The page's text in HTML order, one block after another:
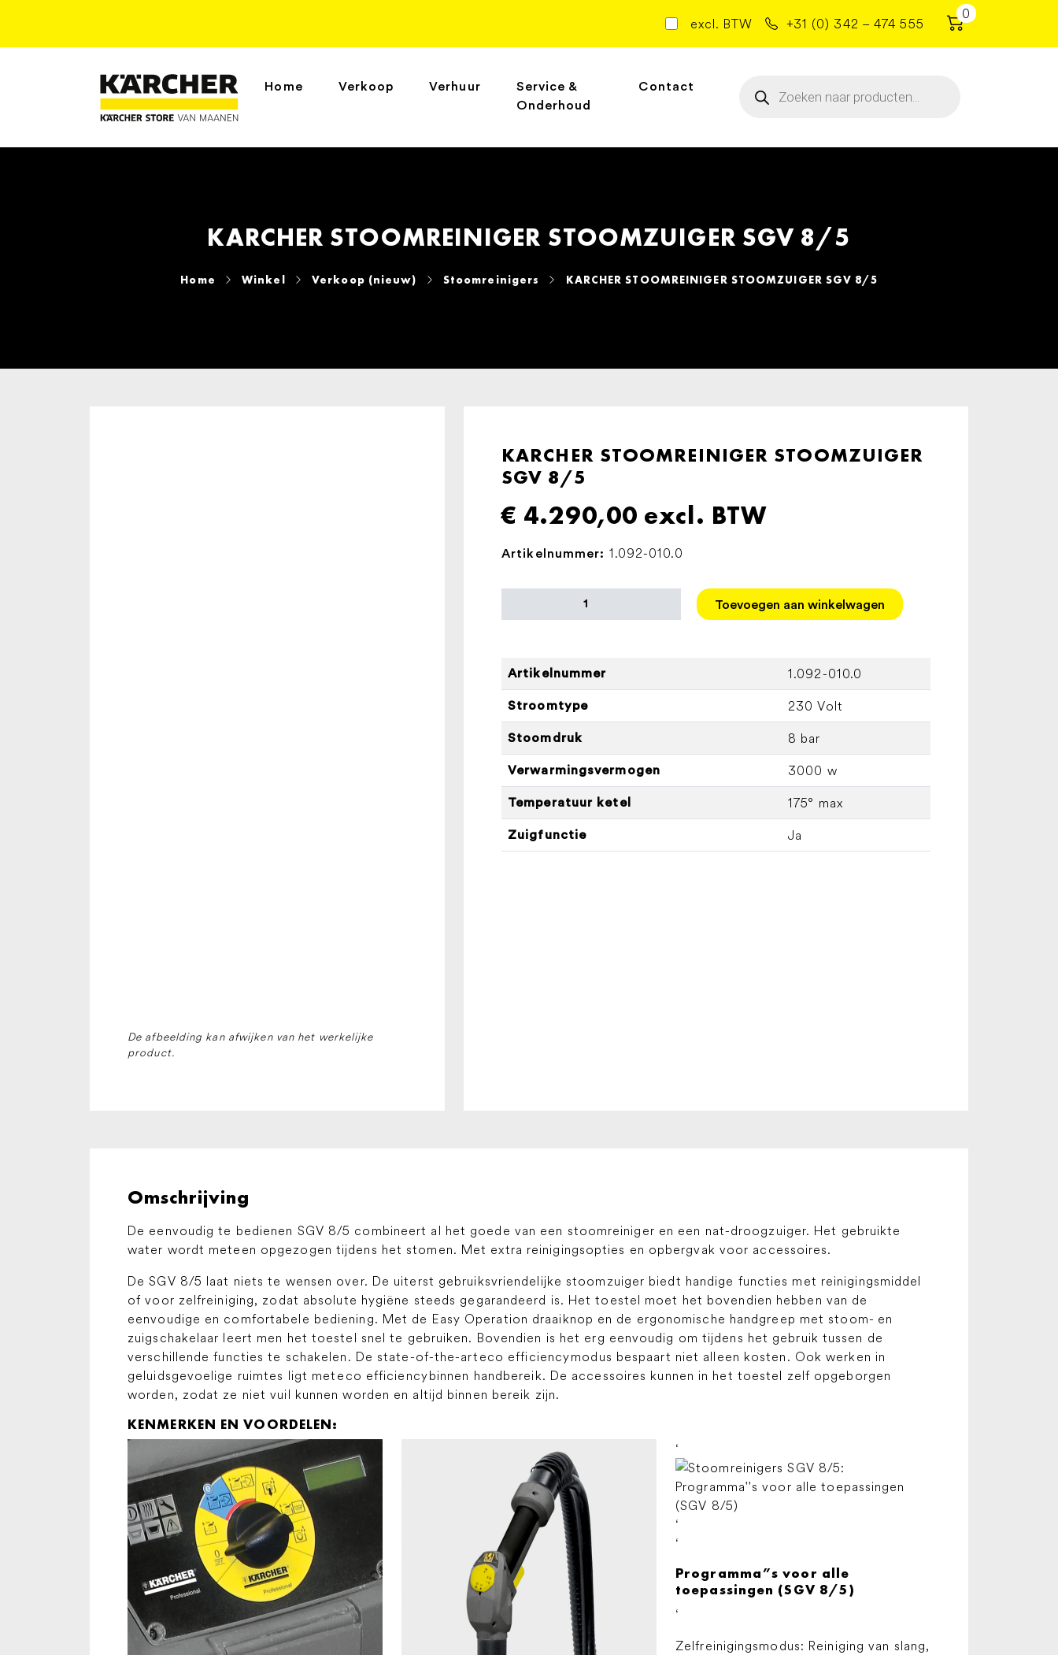
excl. BTW +31 (0) 342 – 474 555
0
Home Verkoop Verhuur
Service &
Onderhoud
Contact
zoeken
KARCHER STOOMREINIGER STOOMZUIGER SGV 8/5
Home Winkel Verkoop (nieuw) Stoomreinigers KARCHER STOOMREINIGER STOOMZUIGER SGV 8/5
De afbeelding kan afwijken van het werkelijke
product.
KARCHER STOOMREINIGER STOOMZUIGER
SGV 8/5
€ 4.290,00 excl. BTW
Artikelnummer: 1.092-010.0
8/5
aantal
Toevoegen aan winkelwagen
Artikelnummer 1.092-010.0
Stroomtype 230 Volt
Stoomdruk 8 bar
Verwarmingsvermogen 3000 w
Temperatuur ketel 175° max
Zuigfunctie Ja
Omschrijving
De eenvoudig te bedienen SGV 8/5 combineert al het goede van een stoomreiniger en een nat-droogzuiger. Het gebruikte
water wordt meteen opgezogen tijdens het stomen. Met extra reinigingsopties en opbergvak voor accessoires.
De SGV 8/5 laat niets te wensen over. De uiterst gebruiksvriendelijke stoomzuiger biedt handige functies met reinigingsmiddel
of voor zelfreiniging, zodat absolute hygiëne steeds gegarandeerd is. Het toestel moet het bovendien hebben van de
eenvoudige en comfortabele bediening. Met de Easy Operation draaiknop en de ergonomische handgreep met stoom- en
zuigschakelaar leert men het toestel snel te gebruiken. Bovendien is het erg eenvoudig om tijdens het gebruik tussen de
verschillende functies te schakelen. De state-of-the-art eco efficiencymodus bespaart niet alleen kosten. Ook werken in
geluidsgevoelige ruimtes ligt met eco efficiencybinnen handbereik. De accessoires kunnen in het toestel zelf opgeborgen
worden, zodat ze niet vuil kunnen worden en altijd binnen bereik zijn.
KENMERKEN EN VOORDELEN:
‘
‘
‘
Programma”s voor alle
toepassingen (SGV 8/5)
‘
Zelfreinigingsmodus: Reiniging van slang,